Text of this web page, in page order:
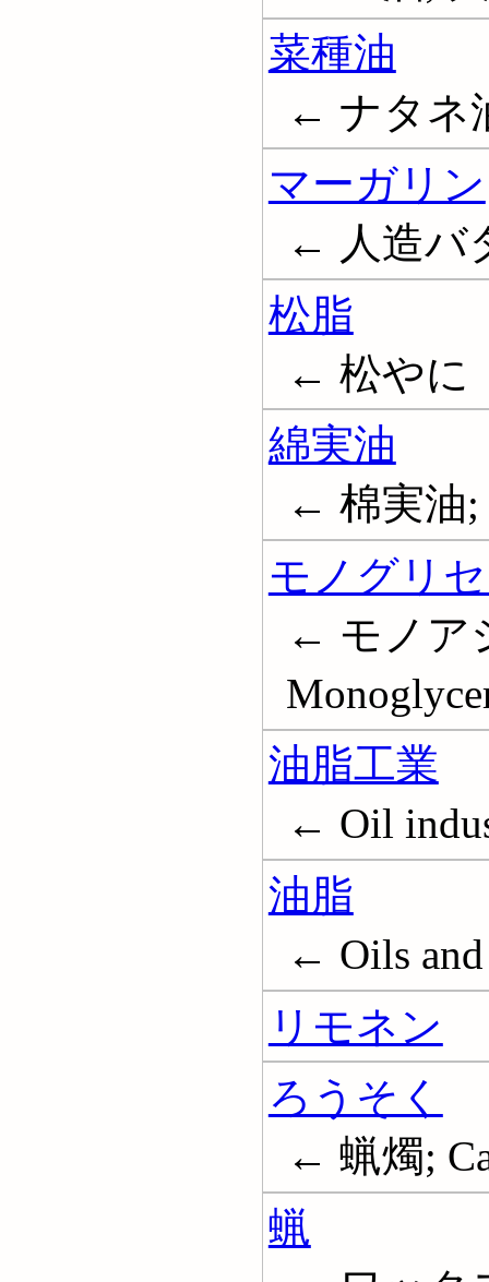
菜種油
← ナタネ
マーガリン
← 人造バ
松脂
← 松やに
綿実油
← 棉実油;
モノグリ
← モノア
油脂工業
← Oil
油脂
← Oils and
リモネン
ろうそく
← 蝋燭;
蝋